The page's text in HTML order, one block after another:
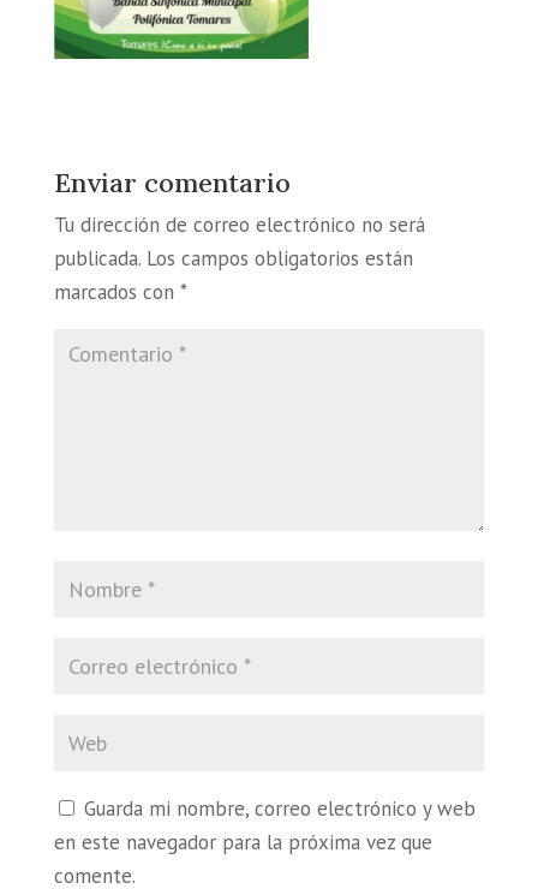
Enviar comentario
Tu dirección de correo electrónico no será
publicada. Los campos obligatorios están
marcados con *
Guarda mi nombre, correo electrónico y web
en este navegador para la próxima vez que
comente.